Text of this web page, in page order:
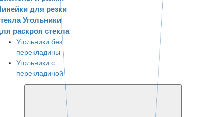
для резки
Угольники
раскроя стекла
Угольники без
перекладины
Угольники с
перекладиной